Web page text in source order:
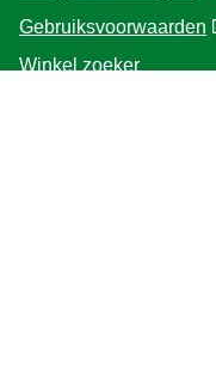
Gebruiksvoorwaarden
Winkel zoeker